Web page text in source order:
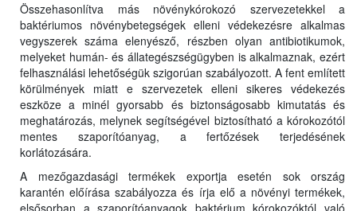
Összehasonlítva más növénykórokozó szervezetekkel a
baktériumos növénybetegségek elleni védekezésre alkalmas
vegyszerek száma elenyésző, részben olyan antibiotikumok,
melyeket humán- és állategészségügyben is alkalmaznak, ezért
felhasználási lehetőségük szigorúan szabályozott. A fent említett
körülmények miatt e szervezetek elleni sikeres védekezés
eszköze a minél gyorsabb és biztonságosabb kimutatás és
meghatározás, melynek segítségével biztosítható a kórokozótól
mentes szaporítóanyag, a fertőzések terjedésének
korlátozására.
A mezőgazdasági termékek exportja esetén sok ország
karantén előírása szabályozza és írja elő a növényi termékek,